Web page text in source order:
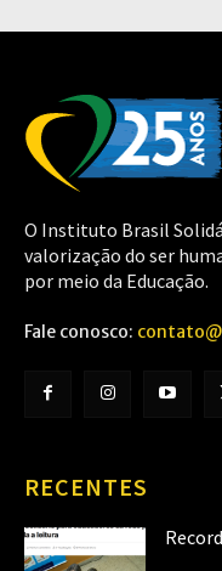
O Instituto Brasil
valorização do ser
por meio da Educação.
Fale conosco:
RECENTES